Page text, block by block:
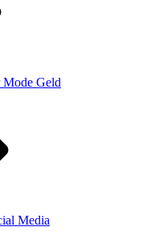
Mode Geld
Media